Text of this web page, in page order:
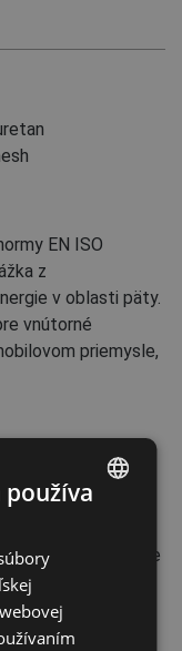
EN ISO
z
v oblasti päty.
vnútorné
priemysle,
a skladovanie
CZECH
SLOVAK